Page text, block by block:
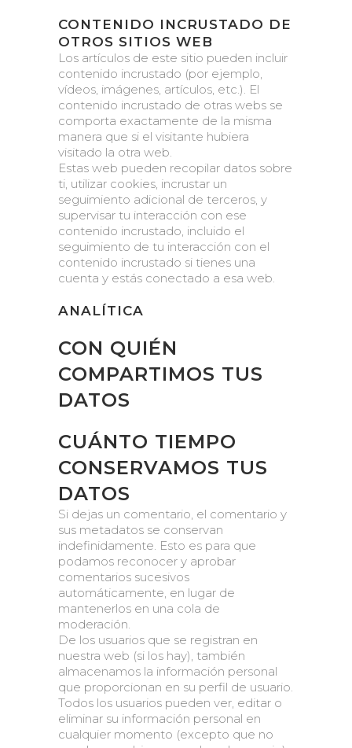
CONTENIDO INCRUSTADO DE
OTROS SITIOS WEB
Los artículos de este sitio pueden incluir
contenido incrustado (por ejemplo,
vídeos, imágenes, artículos, etc.). El
contenido incrustado de otras webs se
comporta exactamente de la misma
manera que si el visitante hubiera
visitado la otra web.
Estas web pueden recopilar datos sobre
ti, utilizar cookies, incrustar un
seguimiento adicional de terceros, y
supervisar tu interacción con ese
contenido incrustado, incluido el
seguimiento de tu interacción con el
contenido incrustado si tienes una
cuenta y estás conectado a esa web.
ANALÍTICA
CON QUIÉN
COMPARTIMOS TUS
DATOS
CUÁNTO TIEMPO
CONSERVAMOS TUS
DATOS
Si dejas un comentario, el comentario y
sus metadatos se conservan
indefinidamente. Esto es para que
podamos reconocer y aprobar
comentarios sucesivos
automáticamente, en lugar de
mantenerlos en una cola de
moderación.
De los usuarios que se registran en
nuestra web (si los hay), también
almacenamos la información personal
que proporcionan en su perfil de usuario.
Todos los usuarios pueden ver, editar o
eliminar su información personal en
cualquier momento (excepto que no